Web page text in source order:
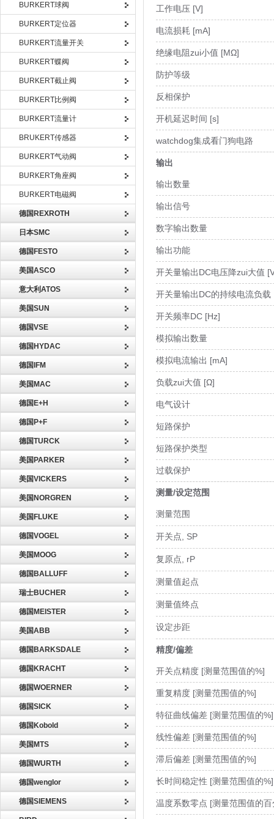
BURKERT球阀
BURKERT定位器
BURKERT流量开关
BURKERT蝶阀
BURKERT截止阀
BURKERT比例阀
BURKERT流量计
BRUKERT传感器
BURKERT气动阀
BURKERT角座阀
BURKERT电磁阀
德国REXROTH
日本SMC
德国FESTO
美国ASCO
意大利ATOS
美国SUN
德国VSE
德国HYDAC
德国IFM
美国MAC
德国E+H
德国P+F
德国TURCK
美国PARKER
美国VICKERS
美国NORGREN
美国FLUKE
德国VOGEL
美国MOOG
德国BALLUFF
瑞士BUCHER
德国MEISTER
美国ABB
德国BARKSDALE
德国KRACHT
德国WOERNER
德国SICK
德国Kobold
美国MTS
德国WURTH
德国wenglor
德国SIEMENS
工作电压 [V]
电流损耗 [mA]
绝缘电阻zui小值 [MΩ]
防护等级
反相保护
开机延迟时间 [s]
watchdog集成看门狗电路
输出
输出数量
输出信号
数字输出数量
输出功能
开关量输出DC电压降zui大值
开关量输出DC的持续电流负载
开关频率DC [Hz]
模拟输出数量
模拟电流输出 [mA]
负载zui大值 [Ω]
电气设计
短路保护
短路保护类型
过载保护
测量/设定范围
测量范围
开关点, SP
复原点, rP
测量值起点
测量值终点
设定步距
精度/偏差
开关点精度 [测量范围值的%]
重复精度 [测量范围值的%]
特征曲线偏差 [测量范围值的%]
线性偏差 [测量范围值的%]
滞后偏差 [测量范围值的%]
长时间稳定性 [测量范围值的%]
温度系数零点 [测量范围值的